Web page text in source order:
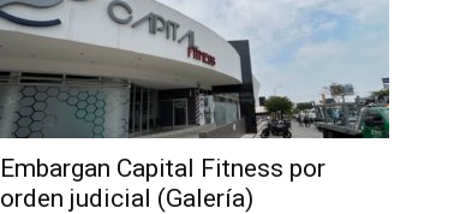
Embargan Capital Fitness por
orden judicial (Galería)